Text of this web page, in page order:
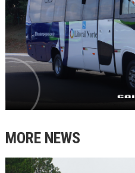
MORE NEWS